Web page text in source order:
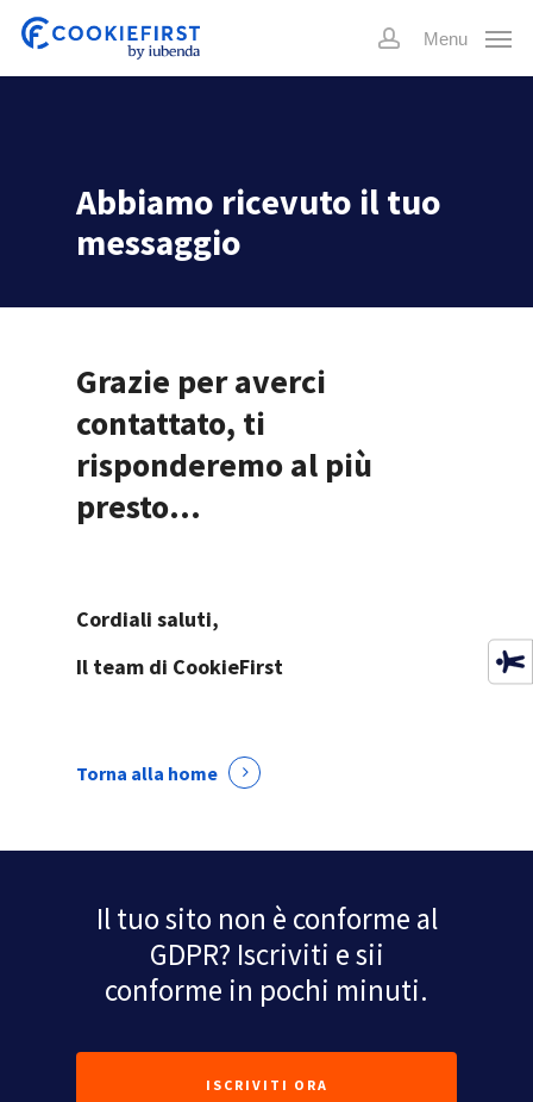
Skip
main
account
Menu
Abbiamo ricevuto il tuo
messaggio
Grazie per averci
contattato, ti
risponderemo al più
presto…
Cordiali saluti,
Il team di CookieFirst
Torna alla home
Il tuo sito non è conforme al
GDPR? Iscriviti e sii
conforme in pochi minuti.
ISCRIVITI ORA